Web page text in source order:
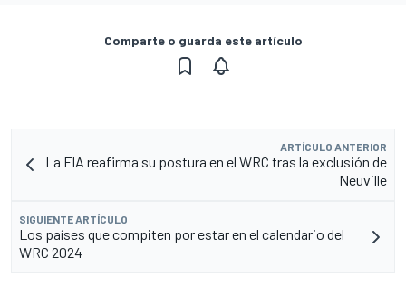
Comparte o guarda este artículo
ARTÍCULO ANTERIOR
La FIA reafirma su postura en el WRC tras la exclusión de
Neuville
SIGUIENTE ARTÍCULO
Los países que compiten por estar en el calendario del
WRC 2024